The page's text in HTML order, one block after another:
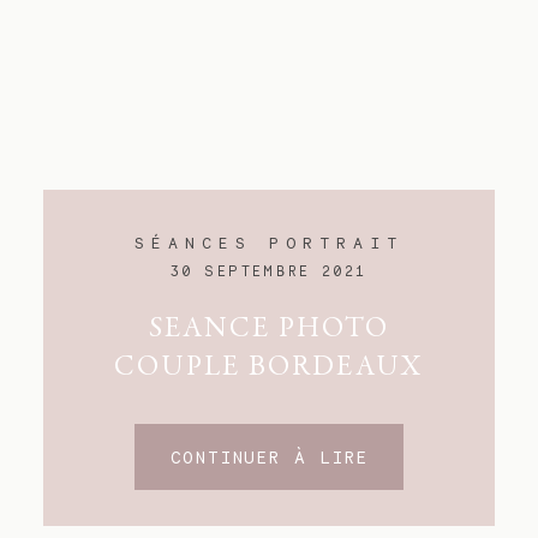
SÉANCES PORTRAIT
30 SEPTEMBRE 2021
SEANCE PHOTO
COUPLE BORDEAUX
CONTINUER À LIRE